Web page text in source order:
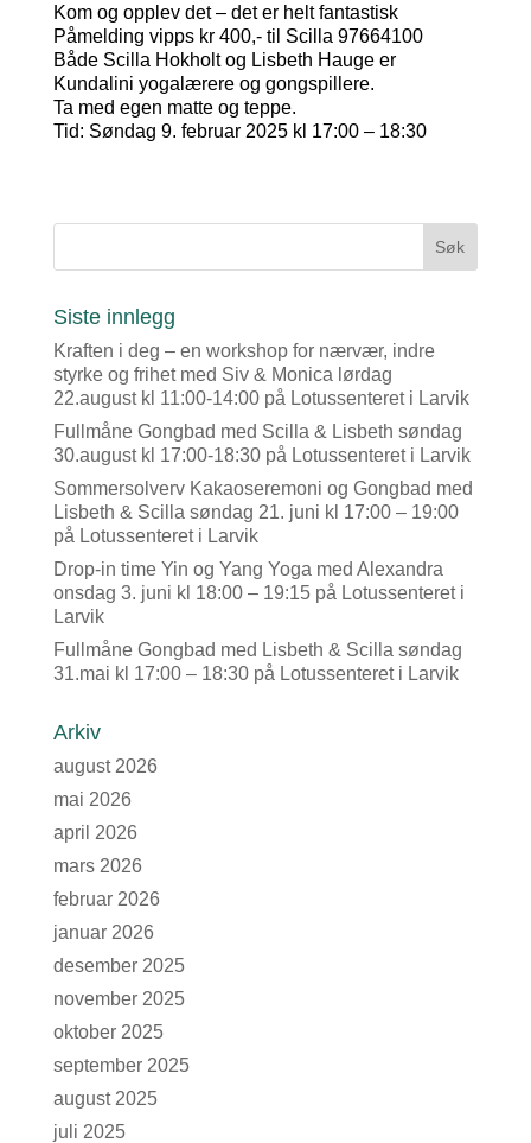
Kom og opplev det – det er helt fantastisk
Påmelding vipps kr 400,- til Scilla 97664100
Både Scilla Hokholt og Lisbeth Hauge er
Kundalini yogalærere og gongspillere.
Ta med egen matte og teppe.
Tid: Søndag 9. februar 2025 kl 17:00 – 18:30
Siste innlegg
Kraften i deg – en workshop for nærvær, indre
styrke og frihet med Siv & Monica lørdag
22.august kl 11:00-14:00 på Lotussenteret i Larvik
Fullmåne Gongbad med Scilla & Lisbeth søndag
30.august kl 17:00-18:30 på Lotussenteret i Larvik
Sommersolverv Kakaoseremoni og Gongbad med
Lisbeth & Scilla søndag 21. juni kl 17:00 – 19:00
på Lotussenteret i Larvik
Drop-in time Yin og Yang Yoga med Alexandra
onsdag 3. juni kl 18:00 – 19:15 på Lotussenteret i
Larvik
Fullmåne Gongbad med Lisbeth & Scilla søndag
31.mai kl 17:00 – 18:30 på Lotussenteret i Larvik
Arkiv
august 2026
mai 2026
april 2026
mars 2026
februar 2026
januar 2026
desember 2025
november 2025
oktober 2025
september 2025
august 2025
juli 2025